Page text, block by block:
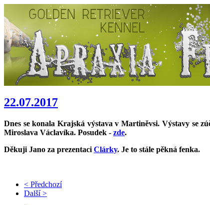
22.07.2017
Dnes se konala Krajská výstava v Martiněvsi. Výstavy se
Miroslava Václavíka. Posudek - zde.
Děkuji Jano za prezentaci Clárky. Je to stále pěkná fenka.
< Předchozí
Další >